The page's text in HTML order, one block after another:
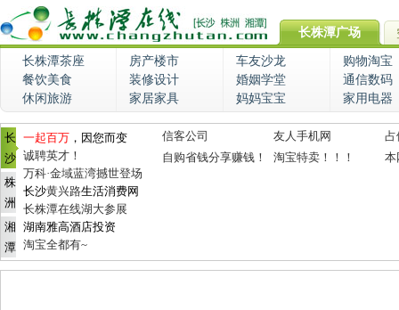
长株潭广场
长株潭茶座 房产楼市 车友沙龙
购物淘宝
餐饮美食
装修设计 婚姻学堂
通信数码
休闲旅游
家居家具 妈妈宝宝 家用电器
长
沙
株
洲
湘
潭
一起百万 ，因您而变
诚聘英才！
万科·金域蓝湾撼世登场
长沙黄兴路生活消费网
长株潭在线湖大参展
湖南雅高酒店投资
淘宝全都有~
信客公司 友人手机网
占
自购省钱分享赚钱！
淘宝特卖！！！ 本